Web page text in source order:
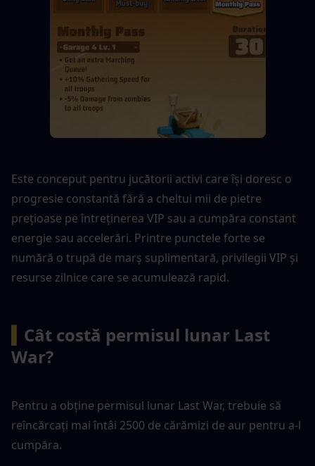
Este conceput pentru jucătorii activi care își doresc o
progresie constantă fără a cheltui mii de pietre
prețioase pe întreținerea VIP sau a cumpăra constant
energie sau accelerări. Printre punctele forte se
numără o trupă de marș suplimentară, privilegii VIP și
resurse zilnice care se acumulează rapid.
Cât costă permisul lunar Last
War?
Pentru a obține permisul lunar Last War, trebuie să
reîncărcați mai întâi 2500 de cărămizi de aur pentru a-l
cumpăra.